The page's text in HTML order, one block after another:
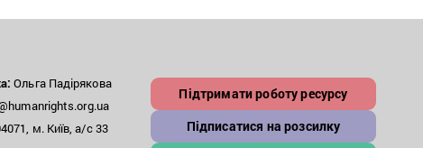
Ольга Падірякова
м. Київ, а/с 33
Підтримати роботу ресурсу
Підписатися на розсилку